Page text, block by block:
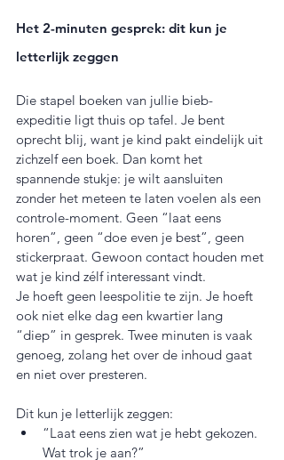
Het 2-minuten gesprek: dit kun je
letterlijk zeggen
Die stapel boeken van jullie bieb-
expeditie ligt thuis op tafel. Je bent
oprecht blij, want je kind pakt eindelijk uit
zichzelf een boek. Dan komt het
spannende stukje: je wilt aansluiten
zonder het meteen te laten voelen als een
controle-moment. Geen “laat eens
horen”, geen “doe even je best”, geen
stickerpraat. Gewoon contact houden met
wat je kind zélf interessant vindt.
Je hoeft geen leespolitie te zijn. Je hoeft
ook niet elke dag een kwartier lang
“diep” in gesprek. Twee minuten is vaak
genoeg, zolang het over de inhoud gaat
en niet over presteren.
Dit kun je letterlijk zeggen:
“Laat eens zien wat je hebt gekozen.
Wat trok je aan?”